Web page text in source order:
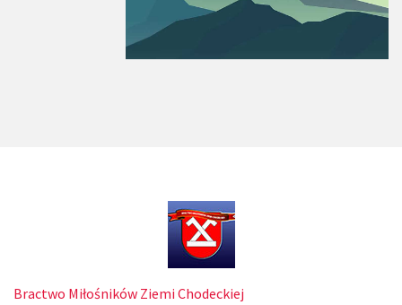
Bractwo Miłośników Ziemi Chodeckiej